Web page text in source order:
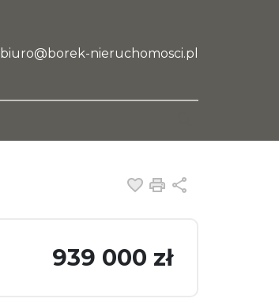
biuro@borek-nieruchomosci.pl
Dodaj do
Drukuj
939 000 zł